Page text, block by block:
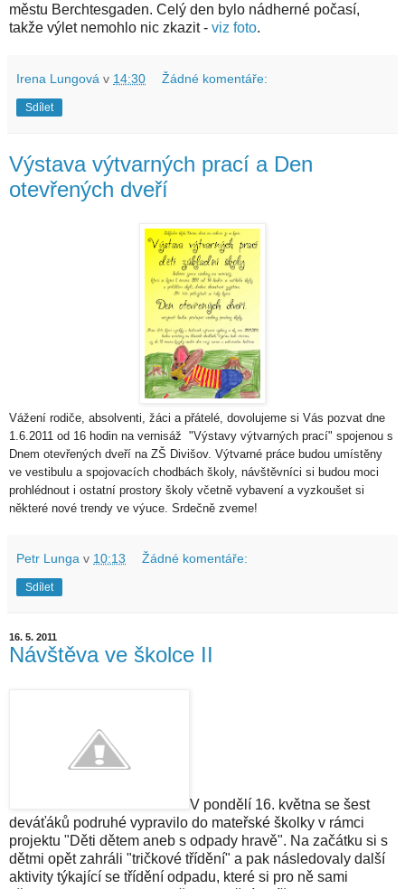
městu Berchtesgaden. Celý den bylo nádherné počasí,
takže výlet nemohlo nic zkazit - viz foto.
Irena Lungová v 14:30 Žádné komentáře:
Sdílet
Výstava výtvarných prací a Den
otevřených dveří
Vážení rodiče, absolventi, žáci a přátelé, dovolujeme si Vás pozvat dne
1.6.2011 od 16 hodin na vernisáž "Výstavy výtvarných prací" spojenou s
Dnem otevřených dveří na ZŠ Divišov. Výtvarné práce budou umístěny
ve vestibulu a spojovacích chodbách školy, návštěvníci si budou moci
prohlédnout i ostatní prostory školy včetně vybavení a vyzkoušet si
některé nové trendy ve výuce. Srdečně zveme!
Petr Lunga v 10:13 Žádné komentáře:
Sdílet
16. 5. 2011
Návštěva ve školce II
V pondělí 16. května se šest
deváťáků podruhé vypravilo do mateřské školky v rámci
projektu "Děti dětem aneb s odpady hravě". Na začátku si s
dětmi opět zahráli "tričkové třídění" a pak následovaly další
aktivity týkající se třídění odpadu, které si pro ně sami